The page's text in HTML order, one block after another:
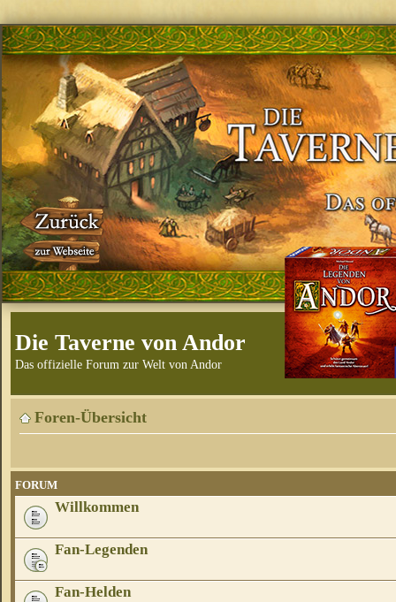
Die Taverne von Andor
Das offizielle Forum zur Welt von Andor
Foren-Übersicht
FORUM
Willkommen
Fan-Legenden
Fan-Helden